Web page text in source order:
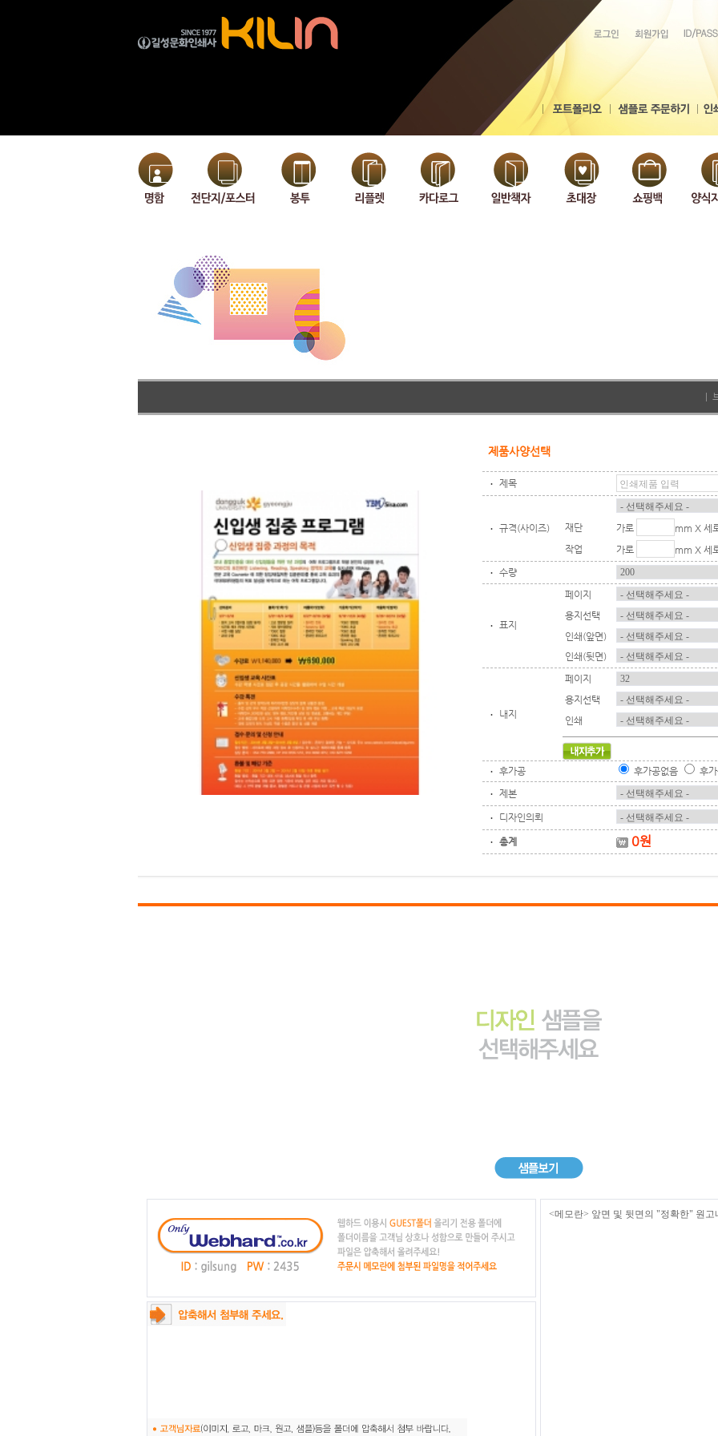
제품사양선택
제목
규격(사이즈) 재단 가로 mm X 세
작업
가로 mm X 세
수량
표지
페이지
용지선택
인쇄(앞면)
인쇄(뒷면)
내지
페이지
용지선택
인쇄
후가공 후가공없음
후
제본
디자인의뢰
총계 0원